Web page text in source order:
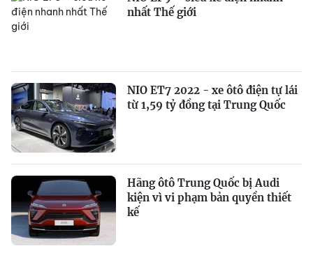
nhất Thế giới
NIO ET7 2022 - xe ôtô điện tự lái
từ 1,59 tỷ đồng tại Trung Quốc
Hãng ôtô Trung Quốc bị Audi
kiện vì vi phạm bản quyền thiết
kế